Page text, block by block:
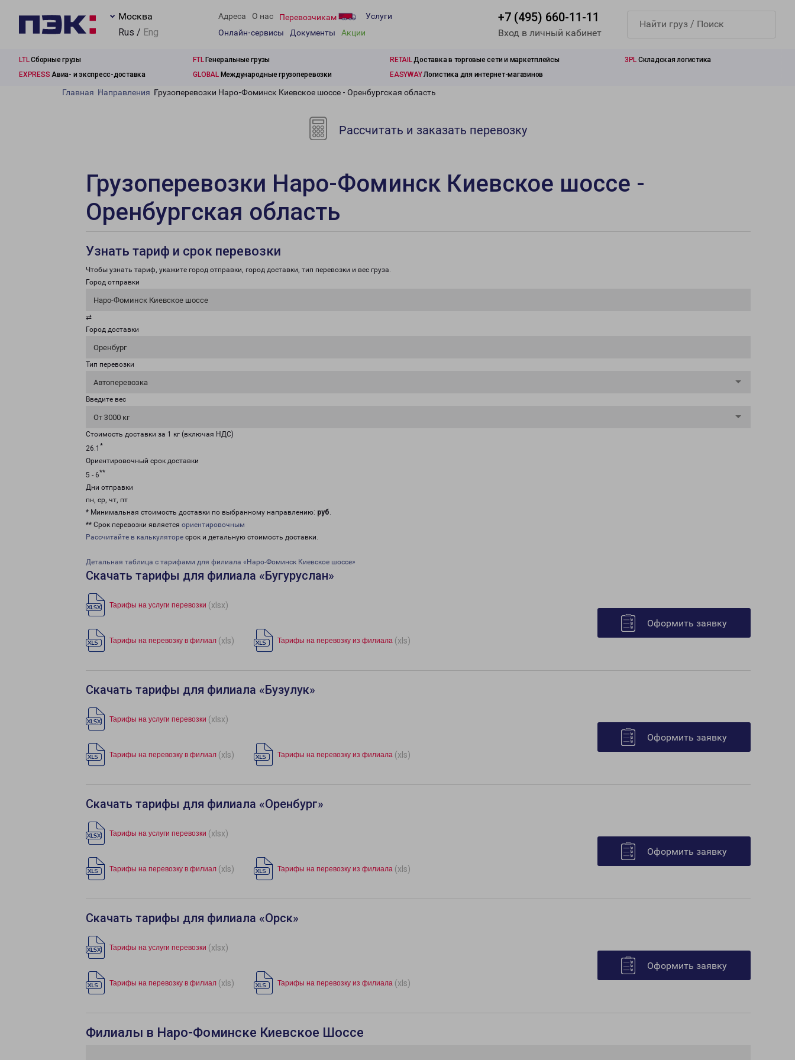
Москва
Rus / Eng
Адреса О нас Перевозчикам
Услуги
Онлайн-сервисы
Документы Акции
+7 (495) 660-11-11
Вход в личный кабинет
LTLСборные грузы FTLГенеральные грузы RETAILДоставка в торговые сети и маркетплейсы 3PL Складская логистика
EXPRESS Авиа- и экспресс-доставка GLOBALМеждународные грузоперевозки EASYWAYЛогистика для интернет-магазинов
Главная Направления Грузоперевозки Наро-Фоминск Киевское шоссе - Оренбургская область
Рассчитать и заказать перевозку
Грузоперевозки Наро-Фоминск Киевское шоссе -
Оренбургская область
Узнать тариф и срок перевозки
Чтобы узнать тариф, укажите город отправки, город доставки, тип перевозки и вес груза.
Город отправки
Наро-Фоминск Киевское шоссе
⇄
Город доставки
Оренбург
Тип перевозки
Автоперевозка
Введите вес
От 3000 кг
Стоимость доставки за 1 кг (включая НДС)
26.1 *
Ориентировочный срок доставки
5 - 6**
Дни отправки
пн, ср, чт, пт
* Минимальная стоимость доставки по выбранному направлению: руб.
** Срок перевозки является ориентировочным
Рассчитайте в калькуляторе срок и детальную стоимость доставки.
Детальная таблица с тарифами для филиала «Наро-Фоминск Киевское шоссе»
Скачать тарифы для филиала «Бугуруслан»
Тарифы на услуги перевозки (xlsx)
Тарифы на перевозку в филиал (xls) Тарифы на перевозку из филиала (xls)
Оформить заявку
Скачать тарифы для филиала «Бузулук»
Тарифы на услуги перевозки (xlsx)
Тарифы на перевозку в филиал (xls) Тарифы на перевозку из филиала (xls)
Оформить заявку
Скачать тарифы для филиала «Оренбург»
Тарифы на услуги перевозки (xlsx)
Тарифы на перевозку в филиал (xls) Тарифы на перевозку из филиала (xls)
Оформить заявку
Скачать тарифы для филиала «Орск»
Тарифы на услуги перевозки (xlsx)
Тарифы на перевозку в филиал (xls) Тарифы на перевозку из филиала (xls)
Оформить заявку
Филиалы в Наро-Фоминске Киевское Шоссе